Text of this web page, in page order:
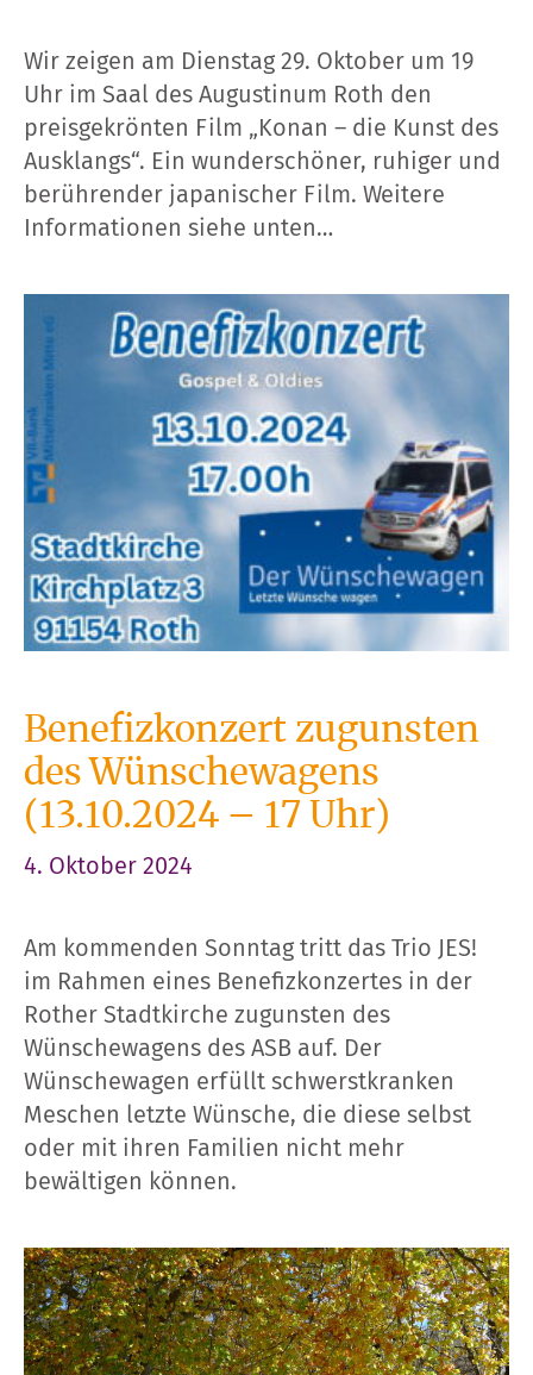
Wir zeigen am Dienstag 29. Oktober um 19
Uhr im Saal des Augustinum Roth den
preisgekrönten Film „Konan – die Kunst des
Ausklangs“. Ein wunderschöner, ruhiger und
berührender japanischer Film. Weitere
Informationen siehe unten…
Benefizkonzert zugunsten
des Wünschewagens
(13.10.2024 – 17 Uhr)
4. Oktober 2024
Am kommenden Sonntag tritt das Trio JES!
im Rahmen eines Benefizkonzertes in der
Rother Stadtkirche zugunsten des
Wünschewagens des ASB auf. Der
Wünschewagen erfüllt schwerstkranken
Meschen letzte Wünsche, die diese selbst
oder mit ihren Familien nicht mehr
bewältigen können.